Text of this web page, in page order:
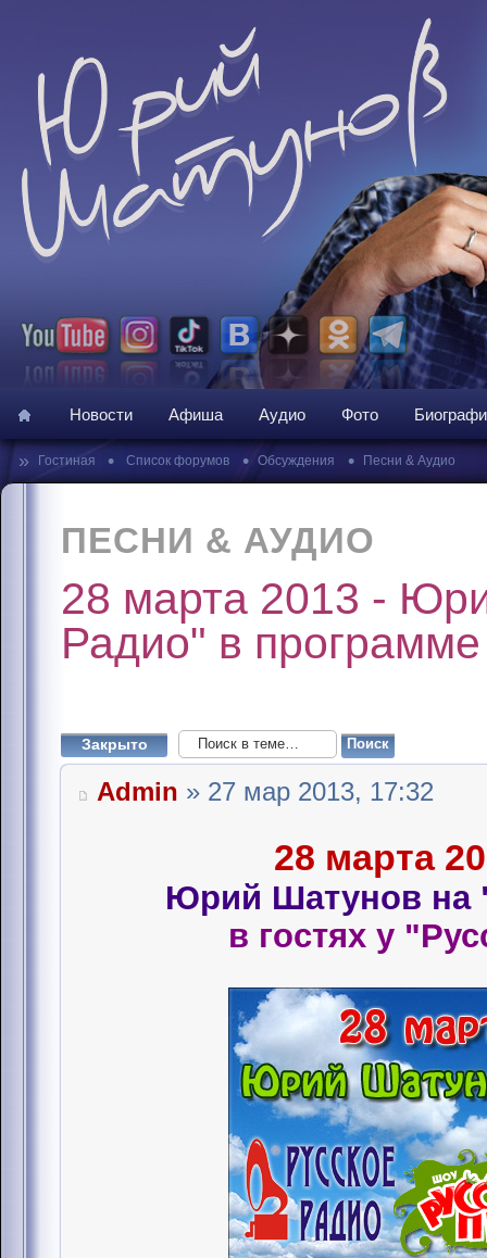
Новости Афиша Аудио Фото
» Гостиная • Список форумов • Обсуждения • Песни & Аудио
ПЕСНИ & АУДИО
28 марта 2013 -
Радио" в
Закрыто
Admin » 27 мар 2013, 17:32
28 марта
Юрий Шатунов на
в гостях у